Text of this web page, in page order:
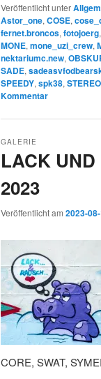
Veröffentlicht unter
Astor_one, COSE,
fernet.broncos, fotojoerg,
MONE, mone_uzi_crew,
nektariumc.new,
SADE,
SPEEDY, spk38,
Kommentar
LACK
2023
GALERIE
Veröffentlicht am 2023-
CORE, SWAT,